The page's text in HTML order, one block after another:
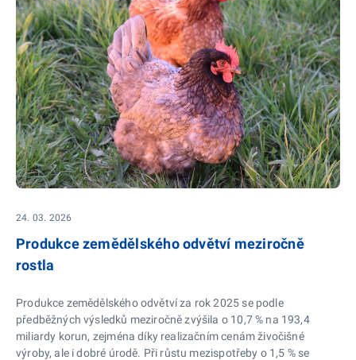
24. 03. 2026
Produkce zemědělského odvětví meziročně
rostla
Produkce zemědělského odvětví za rok 2025 se podle
předběžných výsledků meziročně zvýšila o 10,7 % na 193,4
miliardy korun, zejména díky realizačním cenám živočišné
výroby, ale i dobré úrodě. Při růstu mezispotřeby o 1,5 % se